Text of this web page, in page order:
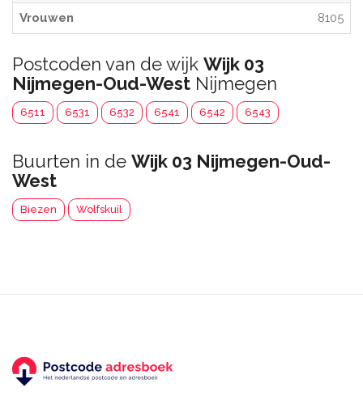
Vrouwen 8105
Postcoden van de wijk Wijk 03
Nijmegen-Oud-West Nijmegen
6511 6531 6532 6541 6542 6543
Buurten in de Wijk 03 Nijmegen-Oud-
West
Biezen Wolfskuil